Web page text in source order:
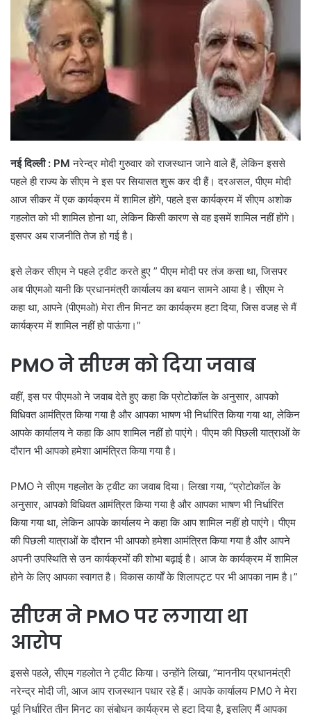
नई दिल्ली : PM नरेन्द्र मोदी गुरुवार को राजस्थान जाने वाले हैं, लेकिन इससे
पहले ही राज्य के सीएम ने इस पर सियासत शुरू कर दी हैं। दरअसल, पीएम मोदी
आज सीकर में एक कार्यक्रम में शामिल होंगे, पहले इस कार्यक्रम में सीएम अशोक
गहलोत को भी शामिल होना था, लेकिन किसी कारण से वह इसमें शामिल नहीं होंगे।
इसपर अब राजनीति तेज हो गई है।
इसे लेकर सीएम ने पहले ट्वीट करते हुए ” पीएम मोदी पर तंज कसा था, जिसपर
अब पीएमओ यानी कि प्रधानमंत्री कार्यालय का बयान सामने आया है। सीएम ने
कहा था, आपने (पीएमओ) मेरा तीन मिनट का कार्यक्रम हटा दिया, जिस वजह से मैं
कार्यक्रम में शामिल नहीं हो पाऊंगा।”
PMO ने सीएम को दिया जवाब
वहीं, इस पर पीएमओ ने जवाब देते हुए कहा कि प्रोटोकॉल के अनुसार, आपको
विधिवत आमंत्रित किया गया है और आपका भाषण भी निर्धारित किया गया था, लेकिन
आपके कार्यालय ने कहा कि आप शामिल नहीं हो पाएंगे। पीएम की पिछली यात्राओं के
दौरान भी आपको हमेशा आमंत्रित किया गया है।
PMO ने सीएम गहलोत के ट्वीट का जवाब दिया। लिखा गया, ”प्रोटोकॉल के
अनुसार, आपको विधिवत आमंत्रित किया गया है और आपका भाषण भी निर्धारित
किया गया था, लेकिन आपके कार्यालय ने कहा कि आप शामिल नहीं हो पाएंगे। पीएम
की पिछली यात्राओं के दौरान भी आपको हमेशा आमंत्रित किया गया है और आपने
अपनी उपस्थिति से उन कार्यक्रमों की शोभा बढ़ाई है। आज के कार्यक्रम में शामिल
होने के लिए आपका स्वागत है। विकास कार्यों के शिलापट्ट पर भी आपका नाम है।”
सीएम ने PMO पर लगाया था
आरोप
इससे पहले, सीएम गहलोत ने ट्वीट किया। उन्होंने लिखा, ”माननीय प्रधानमंत्री
नरेन्द्र मोदी जी, आज आप राजस्थान पधार रहे हैं। आपके कार्यालय PM0 ने मेरा
पूर्व निर्धारित तीन मिनट का संबोधन कार्यक्रम से हटा दिया है, इसलिए मैं आपका